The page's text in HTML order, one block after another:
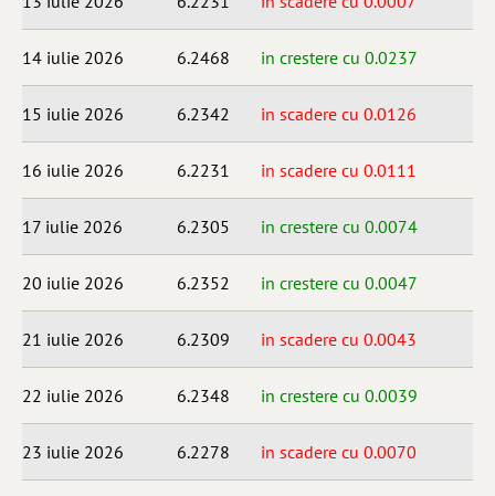
14 iulie 2026 6.2468 in crestere cu 0.0237
15 iulie 2026 6.2342 in scadere cu 0.0126
16 iulie 2026 6.2231 in scadere cu 0.0111
17 iulie 2026 6.2305 in crestere cu 0.0074
20 iulie 2026 6.2352 in crestere cu 0.0047
21 iulie 2026 6.2309 in scadere cu 0.0043
22 iulie 2026 6.2348 in crestere cu 0.0039
23 iulie 2026 6.2278 in scadere cu 0.0070